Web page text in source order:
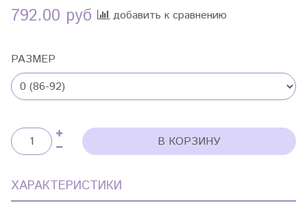
792.00 руб добавить к сравнению
РАЗМЕР
В КОРЗИНУ
ХАРАКТЕРИСТИКИ